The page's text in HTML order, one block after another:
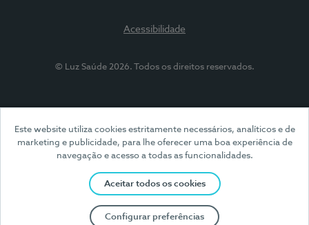
Este website utiliza cookies estritamente necessários, analíticos e de
marketing e publicidade, para lhe oferecer uma boa experiência de
navegação e acesso a todas as funcionalidades.
Aceitar todos os cookies
Configurar preferências
Acessibilidade
© Luz Saúde 2026. Todos os direitos reservados.